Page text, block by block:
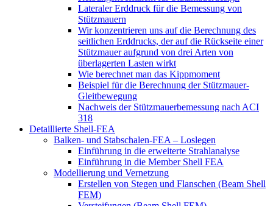
Lateraler Erddruck für die Bemessung von
Stützmauern
Wir konzentrieren uns auf die Berechnung des
seitlichen Erddrucks, der auf die Rückseite einer
Stützmauer aufgrund von drei Arten von
überlagerten Lasten wirkt
Wie berechnet man das Kippmoment
Beispiel für die Berechnung der Stützmauer-
Gleitbewegung
Nachweis der Stützmauerbemessung nach ACI
318
Detaillierte Shell-FEA
Balken- und Stabschalen-FEA – Loslegen
Einführung in die erweiterte Strahlanalyse
Einführung in die Member Shell FEA
Modellierung und Vernetzung
Erstellen von Stegen und Flanschen (Beam Shell
FEM)